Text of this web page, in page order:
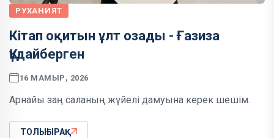
РУХАНИЯТ
Кітап оқитын ұлт озады - Ғазиза
Құдайберген
16 МАМЫР, 2026
Арнайы заң саланың жүйелі дамуына керек шешім.
ТОЛЫҒЫРАҚ